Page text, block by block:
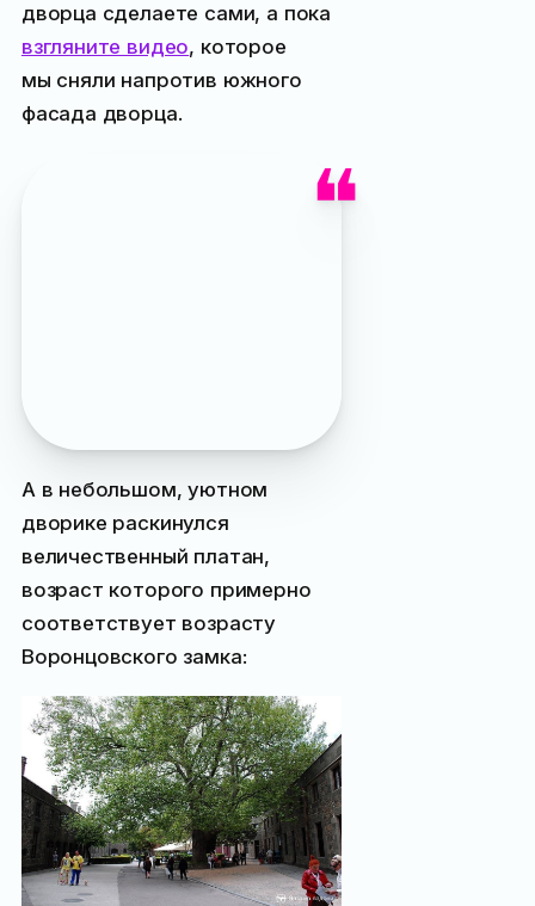
дворца сделаете сами, а пока
взгляните видео, которое
мы сняли напротив южного
фасада дворца.
А в небольшом, уютном
дворике раскинулся
величественный платан,
возраст которого примерно
соответствует возрасту
Воронцовского замка: